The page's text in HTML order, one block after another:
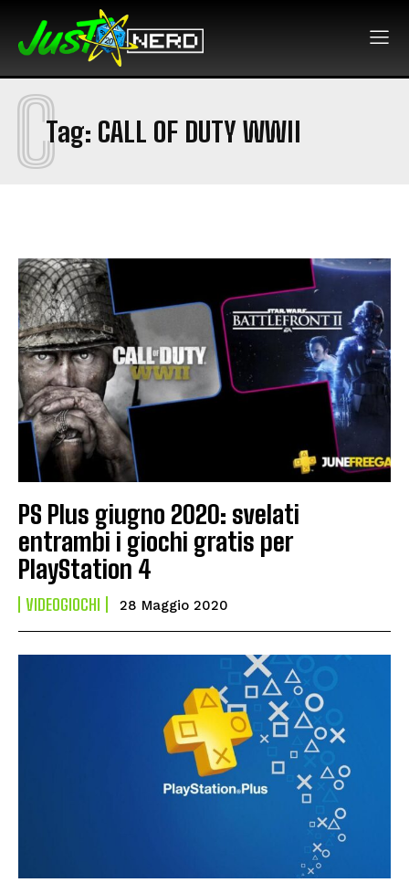
Tag: CALL OF DUTY WWII
C
PS Plus giugno 2020: svelati
entrambi i giochi gratis per
PlayStation 4
VIDEOGIOCHI 28 Maggio 2020